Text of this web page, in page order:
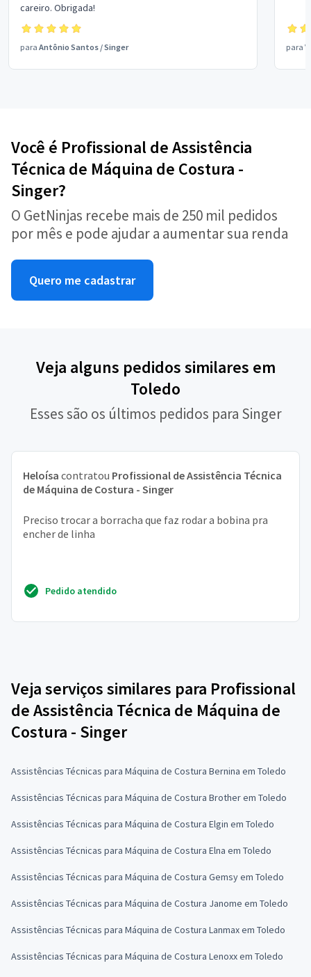
careiro. Obrigada!
para Antônio Santos /Singer para
Você é Profissional de Assistência
Técnica de Máquina de Costura -
Singer?
O GetNinjas recebe mais de 250 mil pedidos
por mês e pode ajudar a aumentar sua renda
Quero me cadastrar
Veja alguns pedidos similares em
Toledo
Esses são os últimos pedidos para Singer
Heloísa contratou Profissional de Assistência Técnica
de Máquina de Costura - Singer
Preciso trocar a borracha que faz rodar a bobina pra
encher de linha
Pedido atendido
Veja serviços similares para Profissional
de Assistência Técnica de Máquina de
Costura - Singer
Assistências Técnicas para Máquina de Costura Bernina em Toledo
Assistências Técnicas para Máquina de Costura Brother em Toledo
Assistências Técnicas para Máquina de Costura Elgin em Toledo
Assistências Técnicas para Máquina de Costura Elna em Toledo
Assistências Técnicas para Máquina de Costura Gemsy em Toledo
Assistências Técnicas para Máquina de Costura Janome em Toledo
Assistências Técnicas para Máquina de Costura Lanmax em Toledo
Assistências Técnicas para Máquina de Costura Lenoxx em Toledo